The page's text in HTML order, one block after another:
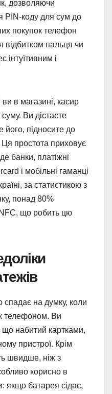
дозволяючи
PIN-коду для сум до
покупок телефон
відбитком пальця чи
інтуїтивним і
в магазині, касир
Ви дістаєте
його, підносите до
Ця простота приховує
банки, платіжні
і мобільні гаманці
за статистикою з
понад 80%
що робить цю
на думку, коли
телефоном. Ви
набитий картками,
пристрої. Крім
швидше, ніж з
корисно в
якщо батарея сідає,